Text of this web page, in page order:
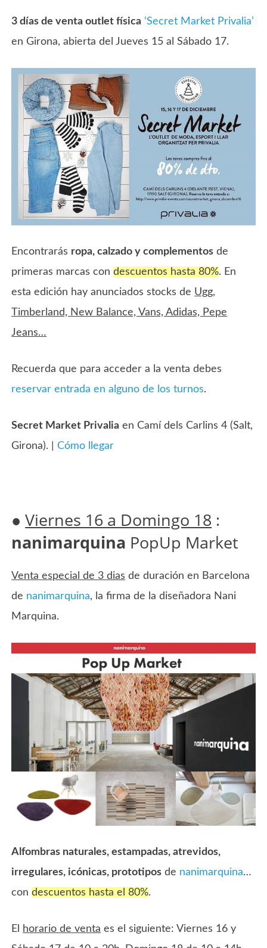
3 días de venta outlet física ‘Secret Market Privalia’
en Girona, abierta del Jueves 15 al Sábado 17.
Encontrarás ropa, calzado y complementos de
primeras marcas condescuentos hasta 80%. En
esta edición hay anunciados stocks de Ugg,
Timberland, New Balance, Vans, Adidas, Pepe
Jeans…
Recuerda que para acceder a la venta debes
reservar entrada en alguno de los turnos.
Secret Market Privalia en Camí dels Carlins 4 (Salt,
Girona). |Cómo llegar
●Viernes 16 a Domingo 18 :
nanimarquina PopUp Market
Venta especial de 3 dias de duración en Barcelona
de nanimarquina, la firma de la diseñadora Nani
Marquina.
Alfombras naturales, estampadas, atrevidos,
irregulares, icónicas, prototipos de nanimarquina…
condescuentos hasta el 80%.
El horario de venta es el siguiente: Viernes 16 y